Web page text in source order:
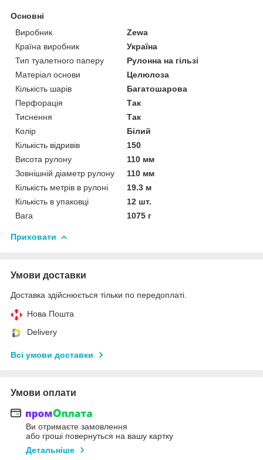
Основні
Виробник
Zewa
Країна виробник
Україна
Тип туалетного паперу
Рулонна на гільзі
Матеріал основи
Целюлоза
Кількість шарів
Багатошарова
Перфорація
Так
Тиснення
Так
Колір
Білий
Кількість відривів
150
Висота рулону
110 мм
Зовнішній діаметр рулону
110 мм
Кількість метрів в рулоні
19.3 м
Кількість в упаковці
12 шт.
Вага
1075 г
Приховати
Умови доставки
Доставка здійснюється тільки по передоплаті.
Нова Пошта
Delivery
Всі умови доставки
Умови оплати
Ви отримаєте замовлення
або гроші повернуться на вашу картку
Детальніше